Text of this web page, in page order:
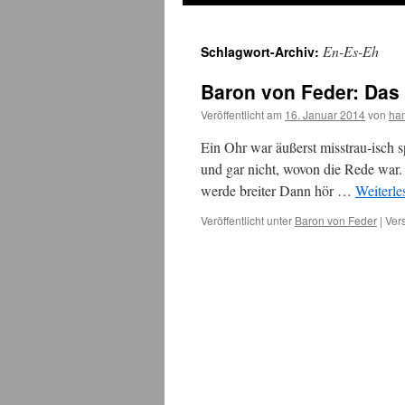
Schlagwort-Archiv: En-Es-Eh
Baron von Feder: Das
Veröffentlicht am 16. Januar 2014von
Ein Ohr war äußerst misstrau-isch
und gar nicht, wovon die Rede
werde breiter Dann hör …
Veröffentlicht unter Baron von Feder |